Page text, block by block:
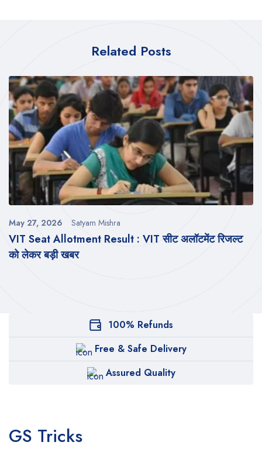
Related Posts
VIT Seat Allotment Result : VIT सीट अलॉटमेंट रिजल्ट
को लेकर बड़ी खबर
May 27, 2026 Satyam Mishra
100% Refunds
Free & Safe Delivery
Assured Quality
GS Tricks